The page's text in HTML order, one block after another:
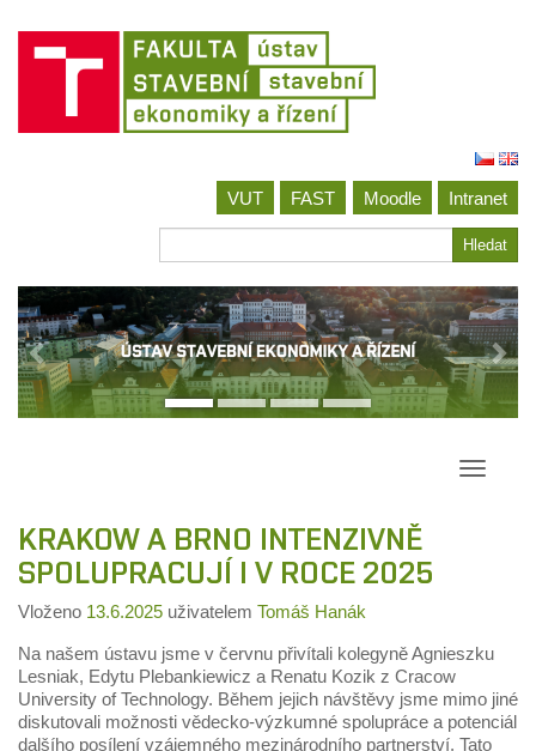
VUT FAST Moodle
Intranet
Hledat
KRAKOW A BRNO INTENZIVNĚ
SPOLUPRACUJÍ I V ROCE 2025
Vloženo 13.6.2025 uživatelem Tomáš Hanák
Na našem ústavu jsme v červnu přivítali kolegyně Agnieszku
Lesniak, Edytu Plebankiewicz a Renatu Kozik z Cracow
University of Technology. Během jejich návštěvy jsme mimo jiné
diskutovali možnosti vědecko-výzkumné spolupráce a potenciál
dalšího posílení vzájemného mezinárodního partnerství. Tato